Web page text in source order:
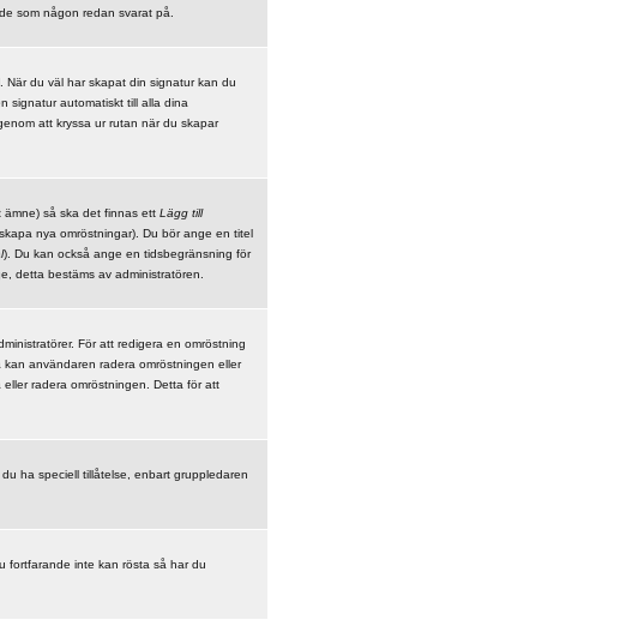
som någon redan svarat på.
du väl har skapat din signatur kan du
signatur automatiskt till alla dina
att kryssa ur rutan när du skapar
så ska det finnas ett Lägg till
nya omröstningar). Du bör ange en titel
). Du kan också ange en tidsbegränsning för
detta bestäms av administratören.
För att redigera en omröstning
användaren radera omröstningen eller
radera omröstningen. Detta för att
ha speciell tillåtelse, enbart gruppledaren
fortfarande inte kan rösta så har du